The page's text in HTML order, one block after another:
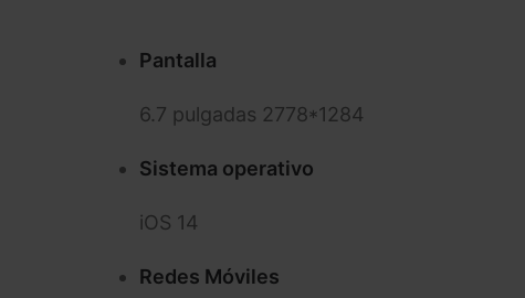
Pantalla
6.7 pulgadas 2778*1284
Sistema operativo
iOS 14
Redes Móviles